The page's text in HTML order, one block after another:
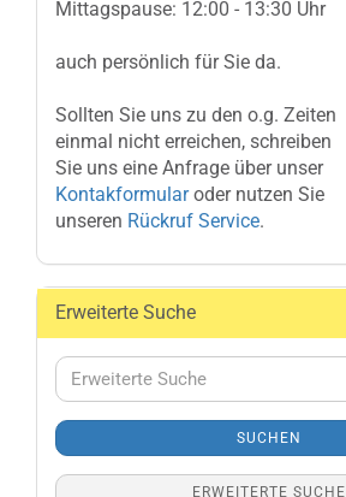
Mittagspause: 12:00 - 13:30 Uhr
auch persönlich für Sie da.
Sollten Sie uns zu den o.g. Zeiten
einmal nicht erreichen, schreiben
Sie uns eine Anfrage über unser
Kontakformularoder nutzen Sie
unseren Rückruf Service.
Erweiterte Suche
Erweiterte
Suche
SUCHEN
ERWEITERTE SUCHE